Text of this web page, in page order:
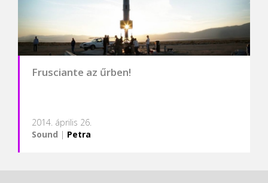
Frusciante az űrben!
2014. április 26.
Sound | Petra